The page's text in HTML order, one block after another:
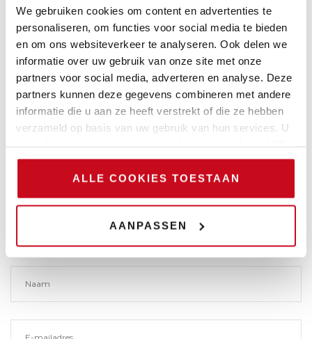
We gebruiken cookies om content en advertenties te
personaliseren, om functies voor social media te bieden
en om ons websiteverkeer te analyseren. Ook delen we
informatie over uw gebruik van onze site met onze
partners voor social media, adverteren en analyse. Deze
partners kunnen deze gegevens combineren met andere
informatie die u aan ze heeft verstrekt of die ze hebben
verzameld op basis van uw gebruik van hun services. U
gebruiken.
ALLE COOKIES TOESTAAN
AANPASSEN
De verhuurder komt tijdens de zitting ook nog op de
proppen met het argument dat de huurder zich niet
altijd als goed huurder heeft gedragen, maar dit was
niet opgenomen in de dagvaarding. Omdat dit in strijd
is met de procesorde, neemt de kantonrechter dit
argument ook niet mee in deze procedure.
Meer weten over dit onderwerp? Neem dancontactop
naar
Vragen? Neem contact met ons op